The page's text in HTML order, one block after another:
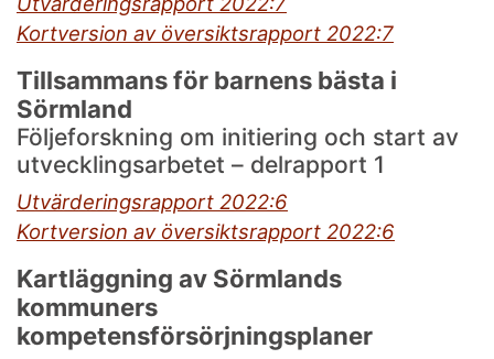
Kortversion av översiktsrapport 2022:7
Tillsammans för barnens bästa i
Sörmland
Följeforskning om initiering och start av
utvecklingsarbetet – delrapport 1
Utvärderingsrapport 2022:6
Kortversion av översiktsrapport 2022:6
Kartläggning av Sörmlands
kommuners
kompetensförsörjningsplaner